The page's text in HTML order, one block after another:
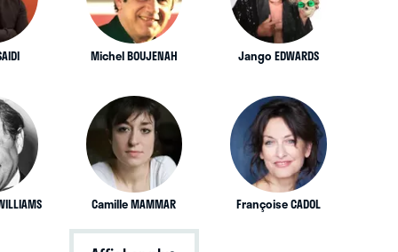
Michel BOUJENAH Jango EDWARDS
Camille MAMMAR Françoise CADOL